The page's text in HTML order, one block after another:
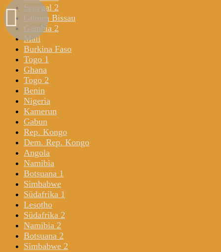
Senegal 2
Guinea Bissau
Gambia 2
Mali
Burkina Faso
Togo 1
Ghana
Togo 2
Benin
Nigeria
Kamerun
Gabun
Rep. Kongo
Dem. Rep. Kongo
Angola
Namibia
Botsuana 1
Simbabwe
Südafrika 1
Lesotho
Südafrika 2
Namibia 2
Botsuana 2
Simbabwe 2